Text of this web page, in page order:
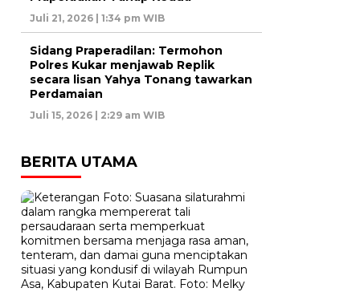
Juli 21, 2026 | 1:34 pm WIB
Sidang Praperadilan: Termohon
Polres Kukar menjawab Replik
secara lisan Yahya Tonang tawarkan
Perdamaian
Juli 15, 2026 | 2:29 am WIB
BERITA UTAMA